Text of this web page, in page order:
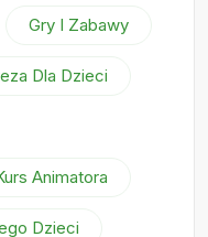
Gry I Zabawy
Dla Dzieci
Animatora
Dzieci